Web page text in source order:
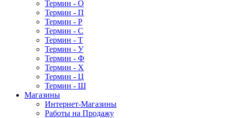
Термин - О
Термин - П
Термин - Р
Термин - С
Термин - Т
Термин - У
Термин - Ф
Термин - Х
Термин - Ц
Термин - Ш
Магазины
Интернет-Магазины
Работы на Продажу